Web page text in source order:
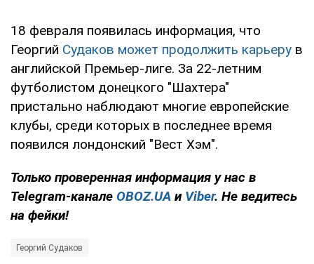
18 февраля появилась информация, что
Георгий Судаков может продолжить карьеру в
английской Премьер-лиге. За 22-летним
футболистом донецкого "Шахтера"
пристально наблюдают многие европейские
клубы, среди которых в последнее время
появился лондонский "Вест Хэм".
Только проверенная информация у нас в
Telegram-канале OBOZ.UA и Viber. Не ведитесь
на фейки!
Георгий Судаков